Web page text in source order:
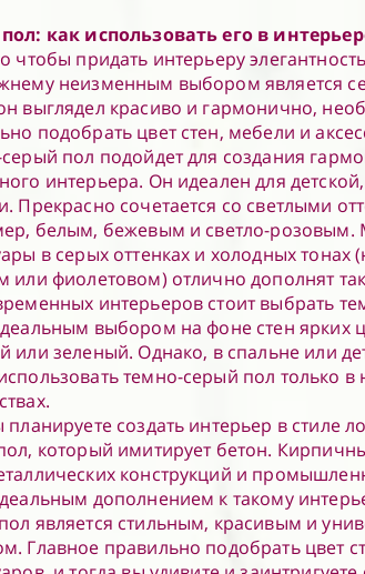
как использовать его в
чтобы придать интерьеру
неизменным выбором является
выглядел красиво и гармонично,
подобрать цвет стен, мебели и
серый пол подойдет для создания
интерьера. Он идеален для
Прекрасно сочетается со светлыми
белым, бежевым и светло-розовым.
в серых оттенках и холодных тонах
или фиолетовом) отлично дополнят
интерьеров стоит выбрать
выбором на фоне стен ярких
или зеленый. Однако, в спальне или
темно-серый пол только
планируете создать интерьер в стиле
который имитирует бетон.
конструкций и
дополнением к такому
является стильным, красивым и
Главное правильно подобрать цвет